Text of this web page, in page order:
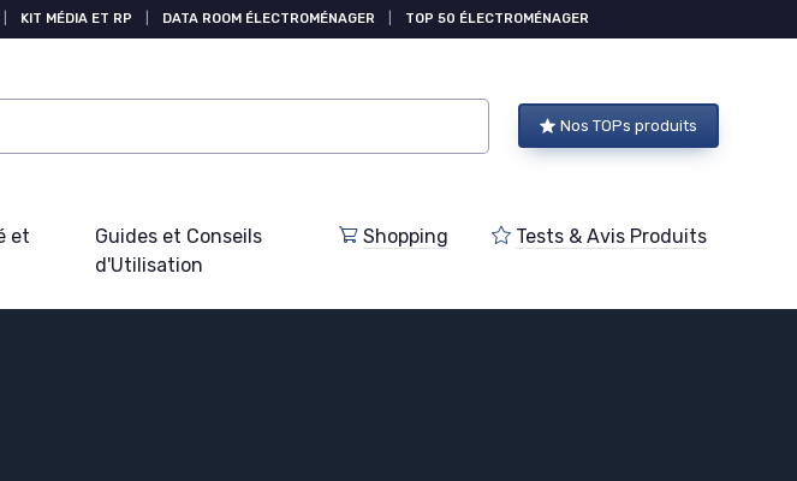
KIT MÉDIA ET RP DATA ROOM ÉLECTROMÉNAGER TOP 50 ÉLECTROMÉNAGER
Nos TOPs produits
et
Guides et Conseils
d'Utilisation
Shopping Tests & Avis Produits